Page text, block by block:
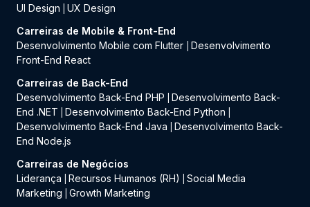
UI Design
UX Design
Carreiras de Mobile & Front-End
Desenvolvimento Mobile com Flutter
Desenvolvimento
Front-End React
Carreiras de Back-End
Desenvolvimento Back-End PHP
Desenvolvimento Back-
End .NET
Desenvolvimento Back-End Python
Desenvolvimento Back-End Java
Desenvolvimento Back-
End Node.js
Carreiras de Negócios
Liderança
Recursos Humanos (RH)
Social Media
Marketing
Growth Marketing